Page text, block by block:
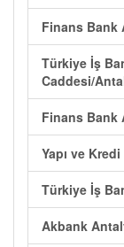
Finans Bank
Türkiye İş
Caddesi/
Finans Bank
Yapı ve
Türkiye İş
Akbank